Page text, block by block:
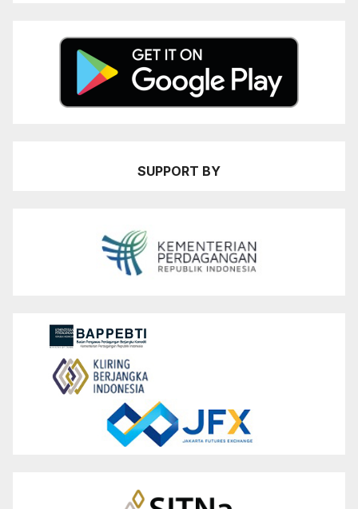
SUPPORT BY